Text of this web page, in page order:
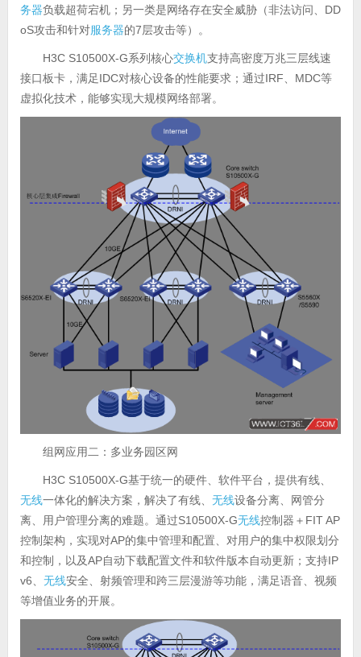
务器负载超荷宕机；另一类是网络存在安全威胁（非法访问、DD
oS攻击和针对服务器的7层攻击等）。
H3C S10500X-G系列核心交换机支持高密度万兆三层线速
接口板卡，满足IDC对核心设备的性能要求；通过IRF、MDC等
虚拟化技术，能够实现大规模网络部署。
组网应用二：多业务园区网
H3C S10500X-G基于统一的硬件、软件平台，提供有线、
无线一体化的解决方案，解决了有线、 无线设备分离、网管分
离、用户管理分离的难题。通过S10500X-G无线控制器＋FIT AP
控制架构，实现对AP的集中管理和配置、对用户的集中权限划分
和控制，以及AP自动下载配置文件和软件版本自动更新；支持IP
v6、 无线安全、射频管理和跨三层漫游等功能，满足语音、视频
等增值业务的开展。